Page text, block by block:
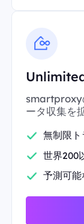
smartproxy
ータ収集を
無制限ト
世界200
予測可能